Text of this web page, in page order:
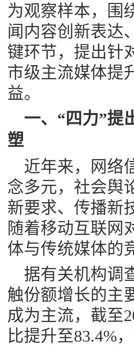
为观察样本，围
闻内容创新表达
键环节，提出针
市级主流媒体提
益。
一、“四力”提
塑
近年来，网络
念多元，社会舆
新要求、传播新
随着移动互联网
体与传统媒体的
据有关机构调
触份额增长的主
成为主流，截至
比提升至83.4%